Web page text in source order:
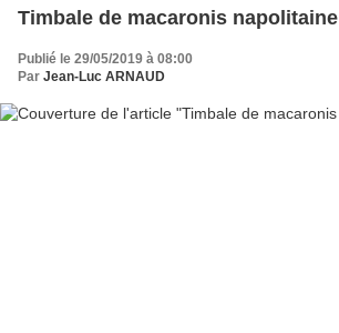
Timbale de macaronis napolitaine
Publié le 29/05/2019 à 08:00
Par Jean-Luc ARNAUD